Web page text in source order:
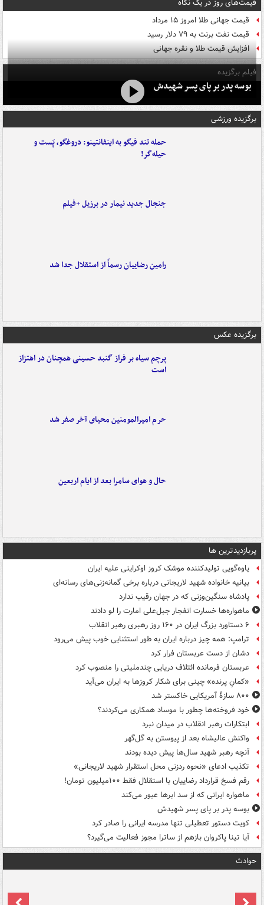
قیمت‌های روز در یک نگاه
قیمت جهانی طلا امروز ۱۵ مرداد
قیمت نفت برنت به ۷۹ دلار رسید
افزایش قیمت طلا و نقره جهانی
فیلم برگزیده
بوسه‌ پدر بر پای پسر شهیدش
برگزیده ورزشی
حمله تند فیگو به اینفانتینو: دروغگو، پَست‌ و
حیله‌گر!
جنجال جدید نیمار در برزیل +فیلم
رامین رضاییان رسماً از استقلال جدا شد
برگزیده عکس
پرچم سیاه بر فراز گنبد حسینی همچنان در اهتزاز
است
حرم امیرالمومنین محیای آخر صفر شد
حال و هوای سامرا بعد از ایام اربعین
پربازدیدترین ها
یاوه‌گویی تولیدکننده موشک کروز اوکراینی علیه ایران
بیانیه خانواده شهید لاریجانی درباره برخی گمانه‌زنی‌های رسانه‌ای
پادشاه سنگین‌وزنی که در جهان رقیب ندارد
ماهواره‌ها خسارت انفجار جبل‌علی امارت را لو دادند
۶ دستاورد بزرگ ایران در ۱۶۰ روز رهبری رهبر انقلاب
ترامپ: همه چیز درباره ایران به طور استثنایی خوب پیش می‌رود
دشان از دست عربستان فرار کرد
عربستان فرمانده ائتلاف دریایی چندملیتی را منصوب کرد
«کمانِ پرنده» چینی برای شکار کروزها به ایران می‌آید
۸۰۰ سازۀ آمریکایی خاکستر شد
خود فروخته‌ها چطور با موساد همکاری می‌کردند؟
ابتکارات رهبر انقلاب در میدان نبرد
واکنش عالیشاه بعد از پیوستن به گل‌گهر
آنچه رهبر شهید سال‌ها پیش دیده بودند
تکذیب ادعای «نحوه ردزنی محل استقرار شهید لاریجانی»
رقم فسخ قرارداد رضاییان با استقلال فقط ۱۰۰میلیون تومان!
ماهواره ایرانی که از سد ابرها عبور می‌کند
بوسه‌ پدر بر پای پسر شهیدش
کویت دستور تعطیلی تنها مدرسه ایرانی را صادر کرد
آیا تینا پاکروان بازهم از ساترا مجوز فعالیت می‌گیرد؟
حوادث